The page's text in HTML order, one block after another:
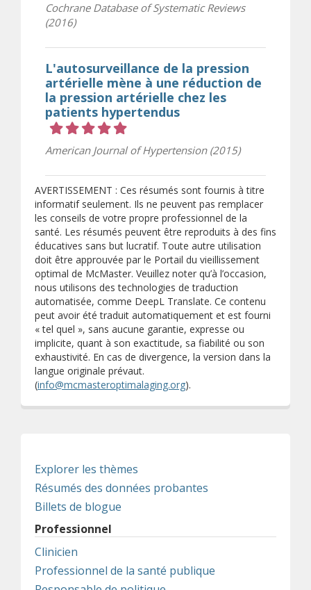
Cochrane Database of Systematic Reviews
(2016)
L'autosurveillance de la pression
artérielle mène à une réduction de
la pression artérielle chez les
patients hypertendus
American Journal of Hypertension (2015)
AVERTISSEMENT : Ces résumés sont fournis à titre
informatif seulement. Ils ne peuvent pas remplacer
les conseils de votre propre professionnel de la
santé. Les résumés peuvent être reproduits à des fins
éducatives sans but lucratif. Toute autre utilisation
doit être approuvée par le Portail du vieillissement
optimal de McMaster. Veuillez noter qu’à l’occasion,
nous utilisons des technologies de traduction
automatisée, comme DeepL Translate. Ce contenu
peut avoir été traduit automatiquement et est fourni
« tel quel », sans aucune garantie, expresse ou
implicite, quant à son exactitude, sa fiabilité ou son
exhaustivité. En cas de divergence, la version dans la
langue originale prévaut.
(info@mcmasteroptimalaging.org).
Explorer les thèmes
Résumés des données probantes
Billets de blogue
Professionnel
Clinicien
Professionnel de la santé publique